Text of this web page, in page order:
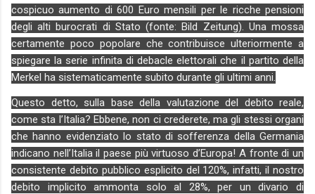
cospicuo aumento di 600 Euro mensili per le ricche pensioni
degli alti burocrati di Stato (fonte: Bild Zeitung). Una mossa
certamente poco popolare che contribuisce ulteriormente a
spiegare la serie infinita di debacle elettorali che il partito della
Merkel ha sistematicamente subito durante gli ultimi anni.
Questo detto, sulla base della valutazione del debito reale,
come sta l’Italia? Ebbene, non ci crederete, ma gli stessi organi
che hanno evidenziato lo stato di sofferenza della Germania
indicano nell’Italia il paese più virtuoso d’Europa! A fronte di un
consistente debito pubblico esplicito del 120%, infatti, il nostro
debito implicito ammonta solo al 28%, per un divario di